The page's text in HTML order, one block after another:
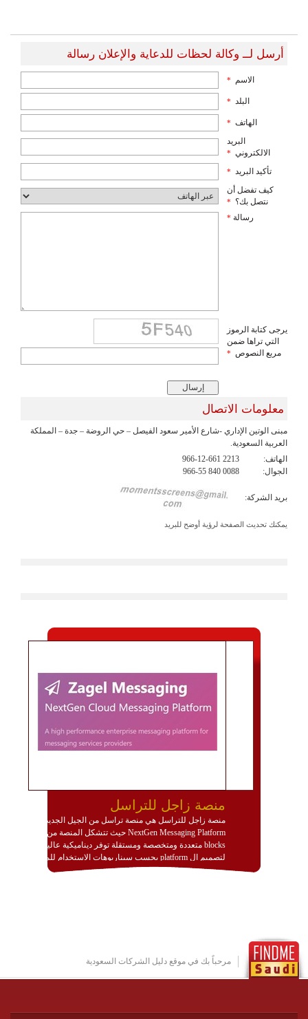
أرسل لــ وكالة لحظات للدعاية والإعلان رسالة
الاسم *
البلد *
الهاتف *
البريد
الالكتروني *
تأكيد البريد *
كيف تفضل أن
نتصل بك؟ *
رسالة *
يرجى كتابة الرموز
التي تراها ضمن
مربع النصوص *
معلومات الاتصال
مبنى الوتين الإداري -شارع الأمير سعود الفيصل – حي الروضة – جدة – المملكة
العربية السعودية.
الهاتف:
966-12-661 2213
الجوال:
966-55 840 0088
بريد الشركة:
يمكنك تحديث الصفحة لرؤية أوضح للبريد
منصة زاجل للتراسل
منصة زاجل للتراسل هي منصة تراسل من الجيل الجديد
NextGen Messaging Platform حيث تتشكل المنصة من
blocks متعددة ومتخصصة ومستقلة توفر ديناميكية عالية
لتصميم ال platform بحسب سيناريوهات الاستخدام للمنصة
وتتوافق مع النشر والاستثمار ضمن بيئة استضافة dedicated
http://www.plutosms.com/zagel
مرحباً بك في موقع دليل الشركات السعودية